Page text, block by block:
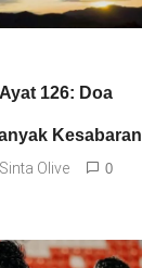
126: Doa
Kesabaran
Sinta Olive 0